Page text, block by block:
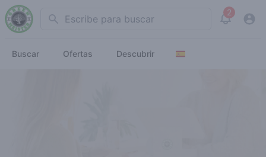
Search 2
View
Buscar Ofertas Descubrir